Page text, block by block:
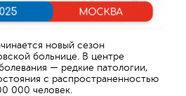
новый сезон
больнице. В центре
— редкие патологии,
с распространенностью
000 человек.